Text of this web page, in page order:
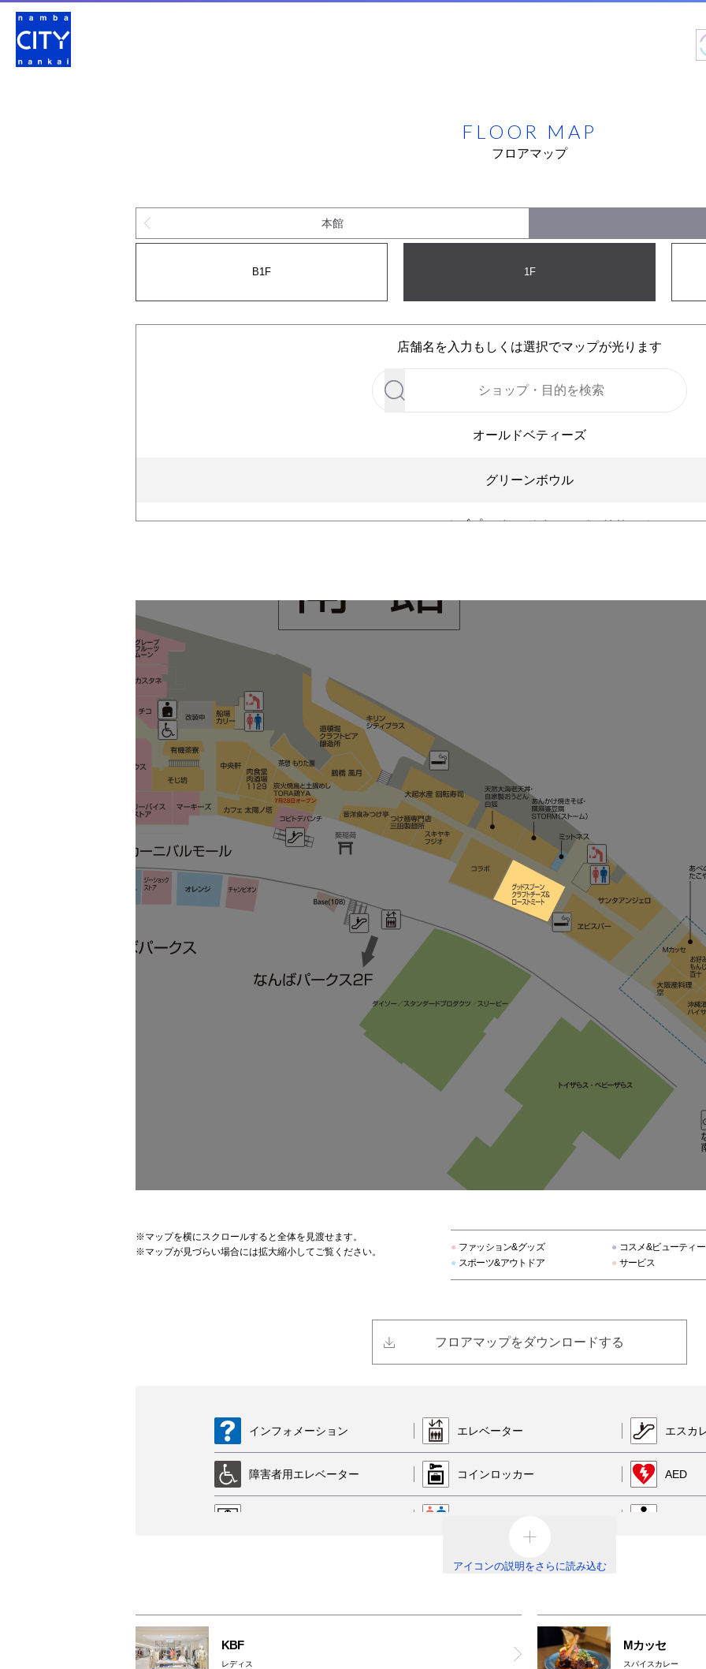
FLOOR MAP
フロアマップ
本館
B1F 1F
店舗名を入力もしくは選択でマップが光ります
オールドベティーズ
グリーンボウル
センスオブプレイス バイ アーバンリサーチ
フェドーラ バイ 帽子屋 フレイヴァ
チュチュアンナ
ハートダンス
ブルーブルーエ
グレープフルーツムーン
カスタネ
カーニバル
フォメンタ！
ビス
オンデーズ
シナボン・シアトルズベストコーヒー
ウッディーハウス
有機茶寮
そじ坊
※マップを横にスクロールすると全体を見渡せます。
※マップが見づらい場合には拡大縮小してご覧ください。 ● ファッション&グッズ ● コスメ&ビューティー
● スポーツ&アウトドア ● サービス
フロアマップをダウンロードする
インフォメーション エレベーター エスカ
障害者用エレベーター コインロッカー AED
ベビールーム
免税カウンター
ベビー
レンタ
アイコンの説明をさらに読み込む
KBF
レディス
Mカッセ
スパイスカレー